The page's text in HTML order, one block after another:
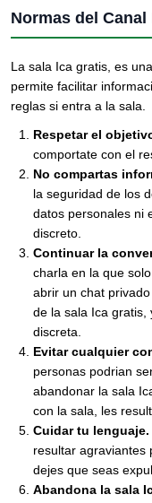
Normas del Canal
La sala Ica gratis, es
permite facilitar
reglas si entra a la sala.
Respetar el
comportate con el
No compartas
la seguridad de los
datos personales ni
discreto.
Continuar la
charla en la que
abrir un chat
de la sala Ica gratis,
discreta.
Evitar cualquier
personas podrian
abandonar la sala
con la sala, les
Cuidar tu lenguaje.
resultar agraviantes
dejes que seas
Abandona la sala